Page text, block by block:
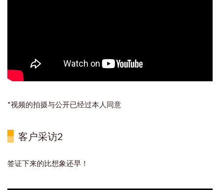
*视频的拍摄与公开已经过本人同意
客户采访2
签证下来的比想象还早！